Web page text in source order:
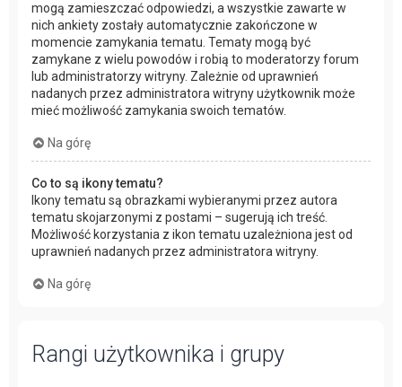
mogą zamieszczać odpowiedzi, a wszystkie zawarte w
nich ankiety zostały automatycznie zakończone w
momencie zamykania tematu. Tematy mogą być
zamykane z wielu powodów i robią to moderatorzy forum
lub administratorzy witryny. Zależnie od uprawnień
nadanych przez administratora witryny użytkownik może
mieć możliwość zamykania swoich tematów.
Na górę
Co to są ikony tematu?
Ikony tematu są obrazkami wybieranymi przez autora
tematu skojarzonymi z postami – sugerują ich treść.
Możliwość korzystania z ikon tematu uzależniona jest od
uprawnień nadanych przez administratora witryny.
Na górę
Rangi użytkownika i grupy